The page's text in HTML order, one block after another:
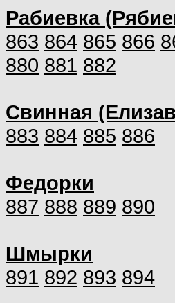
Рабиевка
863 864 865 866
880 881 882
Свинная
883 884 885 886
Федорки
887 888 889 890
Шмырки
891 892 893 894